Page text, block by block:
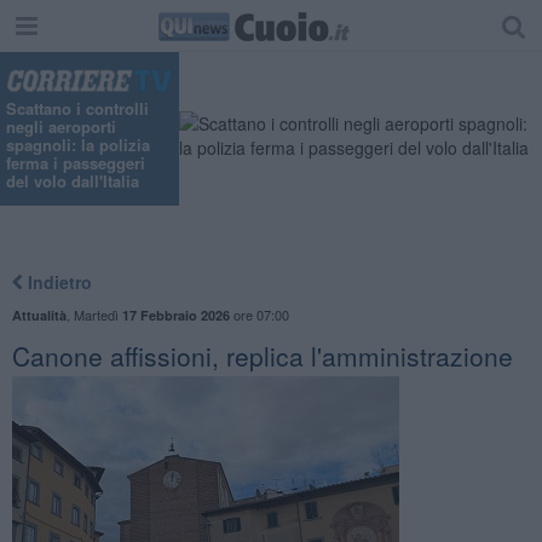
Scattano i controlli
negli aeroporti
spagnoli: la polizia
ferma i passeggeri
del volo dall'Italia
Indietro
Attualità Martedì 17 Febbraio 2026ore 07:00
Canone affissioni, replica l'amministrazione